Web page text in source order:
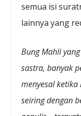
semua isi
lainnya yang
Bung Mahli
sastra, banyak
menyesal
seiring dengan